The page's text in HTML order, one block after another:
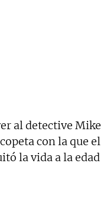
al detective Mike
con la que el
la vida a la edad